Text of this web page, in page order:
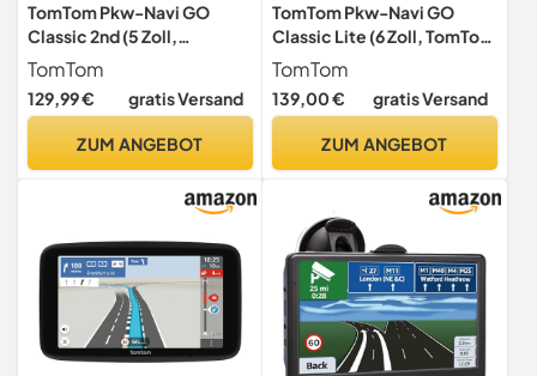
TomTom Pkw-Navi GO
Classic 2nd (5 Zoll,
Stauvermeidung Dank
TomTom Traffic, Karten-
Updates Europa inklusive,
dynamischer
integrierte, umkehrbare
TomTom
129,99 € gratis Versand
ZUM ANGEBOT
TomTom Pkw-Navi GO
Classic Lite (6 Zoll, TomTom
Traffic, Karten-Updates für
Europa inklusive, Updates
über Wi-Fi, integrierte,
TomTom
139,00 € gratis Versand
ZUM ANGEBOT